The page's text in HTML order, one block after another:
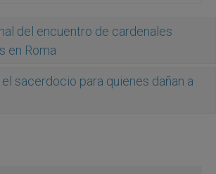
del encuentro de cardenales
en Roma
el sacerdocio para quienes dañan a